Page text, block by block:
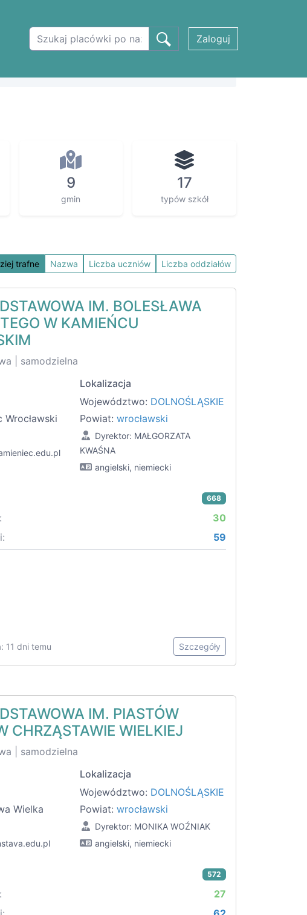
Zaloguj
9
gmin
17
typów szkół
trafne Nazwa Liczba uczniów Liczba oddziałów
IM. BOLESŁAWA
W KAMIEŃCU
| samodzielna
Lokalizacja
Województwo: DOLNOŚLĄSKIE
Powiat: wrocławski
Dyrektor: MAŁGORZATA
KWAŚNA
angielski, niemiecki
668
30
59
11 dni temu Szczegóły
IM. PIASTÓW
CHRZĄSTAWIE WIELKIEJ
| samodzielna
Wielka
Lokalizacja
Województwo: DOLNOŚLĄSKIE
Powiat: wrocławski
Dyrektor: MONIKA WOŹNIAK
angielski, niemiecki
572
27